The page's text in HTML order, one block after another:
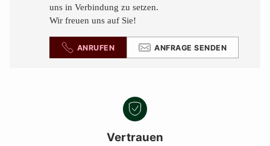
uns in Verbindung zu setzen.
Wir freuen uns auf Sie!
ANRUFEN ANFRAGE SENDEN
Vertrauen